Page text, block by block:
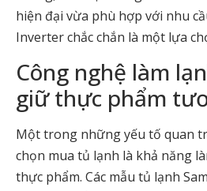
hiện đại vừa phù hợp với nhu
Inverter chắc chắn là một lựa
Công nghệ làm
giữ thực phẩm
Một trong những yếu tố quan
chọn mua tủ lạnh là khả năng
thực phẩm. Các mẫu tủ lạnh